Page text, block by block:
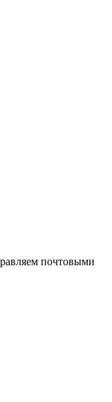
почтовыми